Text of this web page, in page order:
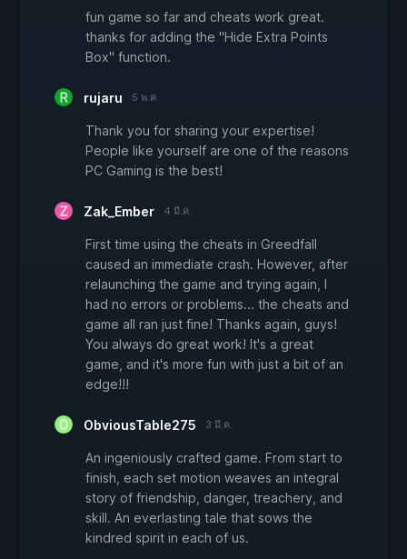
fun game so far and cheats work great.
thanks for adding the "Hide Extra Points
Box" function.
rujaru 5 พ.ค.
Thank you for sharing your expertise!
People like yourself are one of the reasons
PC Gaming is the best!
Zak_Ember 4 มี.ค.
First time using the cheats in Greedfall
caused an immediate crash. However, after
relaunching the game and trying again, I
had no errors or problems... the cheats and
game all ran just fine! Thanks again, guys!
You always do great work! It's a great
game, and it's more fun with just a bit of an
edge!!!
ObviousTable275 3 มี.ค.
An ingeniously crafted game. From start to
finish, each set motion weaves an integral
story of friendship, danger, treachery, and
skill. An everlasting tale that sows the
kindred spirit in each of us.